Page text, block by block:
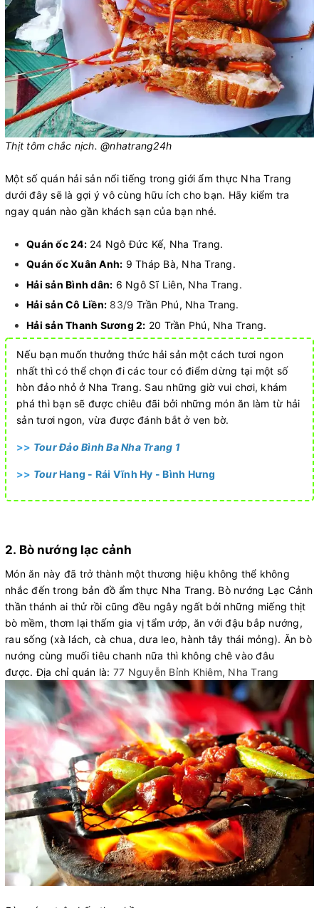
Thịt tôm chắc nịch. @nhatrang24h
Một số quán hải sản nổi tiếng trong giới ẩm thực Nha Trang
dưới đây sẽ là gợi ý vô cùng hữu ích cho bạn. Hãy kiểm tra
ngay quán nào gần khách sạn của bạn nhé.
Quán ốc 24:24 Ngô Đức Kế, Nha Trang.
Quán ốc Xuân Anh: 9 Tháp Bà, Nha Trang.
Hải sản Bình dân: 6 Ngô Sĩ Liên, Nha Trang.
Hải sản Cô Liền: 83/9 Trần Phú, Nha Trang.
Hải sản Thanh Sương 2: 20 Trần Phú, Nha Trang.
Nếu bạn muốn thưởng thức hải sản một cách tươi ngon
nhất thì có thể chọn đi các tour có điểm dừng tại một số
hòn đảo nhỏ ở Nha Trang. Sau những giờ vui chơi, khám
phá thì bạn sẽ được chiêu đãi bởi những món ăn làm từ hải
sản tươi ngon, vừa được đánh bắt ở ven bờ.
>> Tour Đảo Bình Ba Nha Trang 1
>> TourHang - Rái Vĩnh Hy - Bình Hưng
2. Bò nướng lạc cảnh
Món ăn này đã trở thành một thương hiệu không thể không
nhắc đến trong bản đồ ẩm thực Nha Trang. Bò nướng Lạc Cảnh
thần thánh ai thử rồi cũng đều ngây ngất bởi những miếng thịt
bò mềm, thơm lại thấm gia vị tẩm ướp, ăn với đậu bắp nướng,
rau sống (xà lách, cà chua, dưa leo, hành tây thái mỏng). Ăn bò
nướng cùng muối tiêu chanh nữa thì không chê vào đâu
được. Địa chỉ quán là: 77 Nguyễn Bỉnh Khiêm, Nha Trang